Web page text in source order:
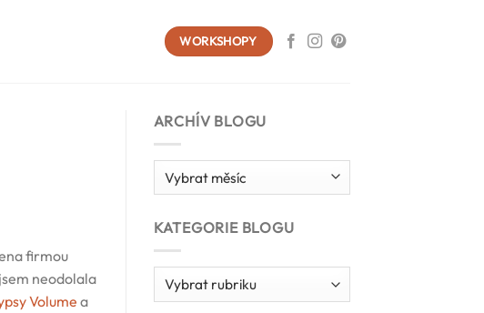
WORKSHOPY
firmou
neodolala
Volume a
ARCHÍV BLOGU
blogu
KATEGORIE BLOGU
Kategorie
blogu